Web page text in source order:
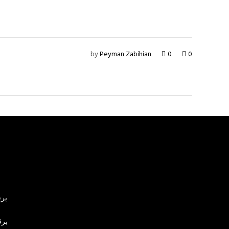
byPeyman Zabihian 0 0